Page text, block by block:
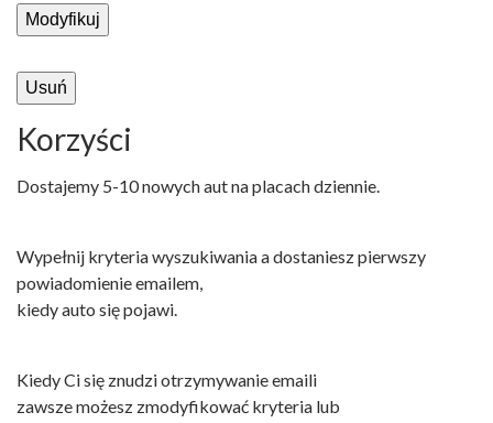
Korzyści
Dostajemy 5-10 nowych aut na placach dziennie.
Wypełnij kryteria wyszukiwania a dostaniesz pierwszy
powiadomienie emailem,
kiedy auto się pojawi.
Kiedy Ci się znudzi otrzymywanie emaili
zawsze możesz zmodyfikować kryteria lub